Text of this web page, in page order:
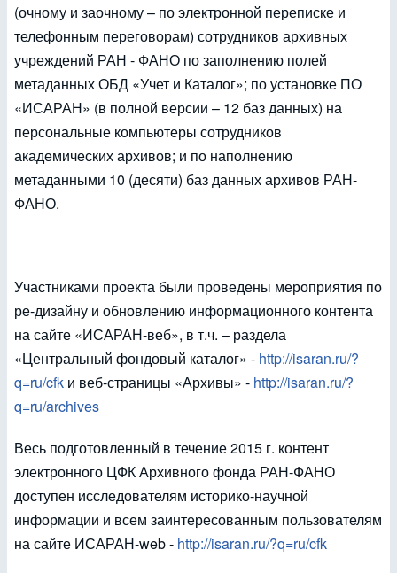
(очному и заочному – по электронной переписке и
телефонным переговорам) сотрудников архивных
учреждений РАН - ФАНО по заполнению полей
метаданных ОБД «Учет и Каталог»; по установке ПО
«ИСАРАН» (в полной версии – 12 баз данных) на
персональные компьютеры сотрудников
академических архивов; и по наполнению
метаданными 10 (десяти) баз данных архивов РАН-
ФАНО.
Участниками проекта были проведены мероприятия по
ре-дизайну и обновлению информационного контента
на сайте «ИСАРАН-веб», в т.ч. – раздела
«Центральный фондовый каталог» - http://isaran.ru/?
q=ru/cfk и веб-страницы «Архивы» - http://isaran.ru/?
q=ru/archives
Весь подготовленный в течение 2015 г. контент
электронного ЦФК Архивного фонда РАН-ФАНО
доступен исследователям историко-научной
информации и всем заинтересованным пользователям
на сайте ИСАРАН-web - http://isaran.ru/?q=ru/cfk